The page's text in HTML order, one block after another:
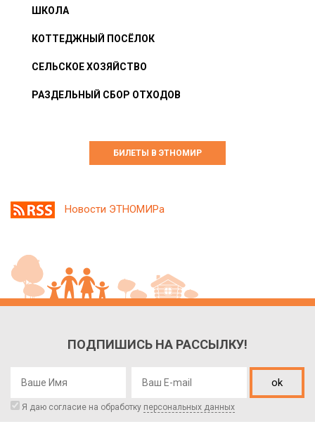
ШКОЛА
КОТТЕДЖНЫЙ ПОСЁЛОК
СЕЛЬСКОЕ ХОЗЯЙСТВО
РАЗДЕЛЬНЫЙ СБОР ОТХОДОВ
БИЛЕТЫ В ЭТНОМИР
Новости ЭТНОМИРа
ПОДПИШИСЬ НА РАССЫЛКУ!
ok
Я даю согласие на обработку персональных данных